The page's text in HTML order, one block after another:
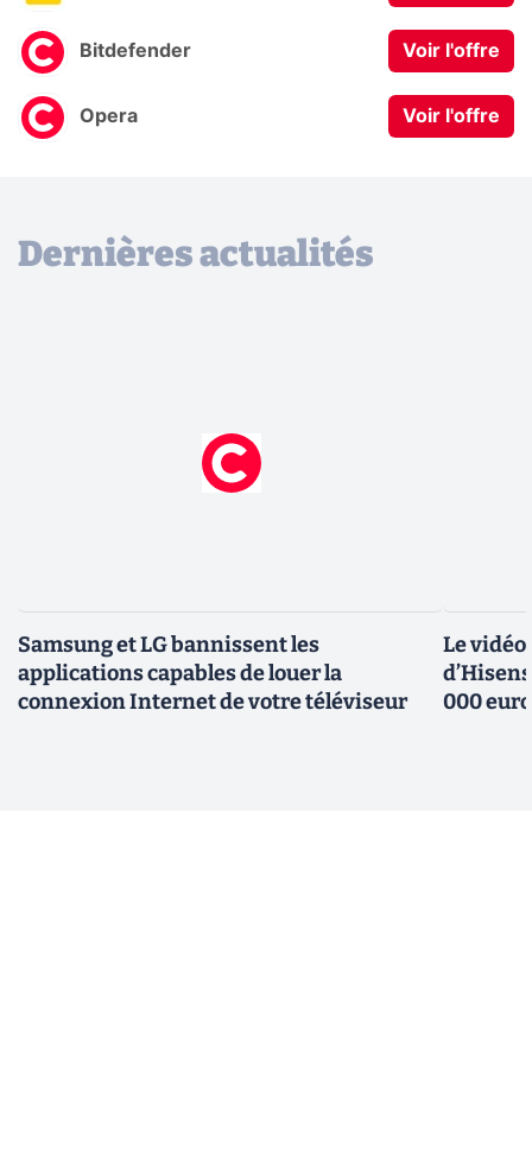
Bitdefender Voir l'offre
Opera Voir l'offre
Dernières actualités
Samsung et LG bannissent les
applications capables de louer la
connexion Internet de votre téléviseur
Le
000